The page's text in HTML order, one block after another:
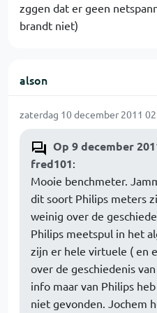
zggen dat er geen
brandt niet)
alson
zaterdag 10 december 2011
Op 9 december
fred101:
Mooie benchmeter.
dit soort Philips meters
weinig over de
Philips meetspul in het
zijn er hele virtuele ( en
over de geschiedenis
info maar van Philips
niet gevonden. Jochem